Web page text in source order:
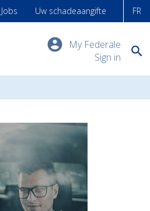
FR
My Federale
Sign in
Jobs Uw schadeaangifte